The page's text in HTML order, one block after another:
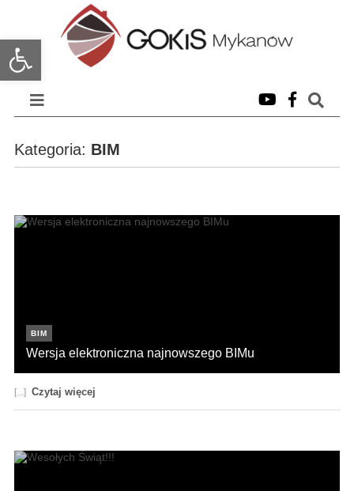
Open toolbar
Kategoria: BIM
BIM
Wersja elektroniczna najnowszego BIMu
[...] Czytaj więcej